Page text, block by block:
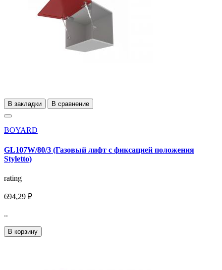
В закладки В сравнение
BOYARD
GL107W/80/3 (Газовый лифт с фиксацией положения
Styletto)
rating
694,29 ₽
..
В корзину